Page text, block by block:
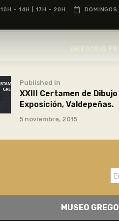
10H - 14H | 17H - 20H
Published in
XXIII Certamen de
Exposición, Valdepeñas.
5 noviembre, 2015
MUSEO